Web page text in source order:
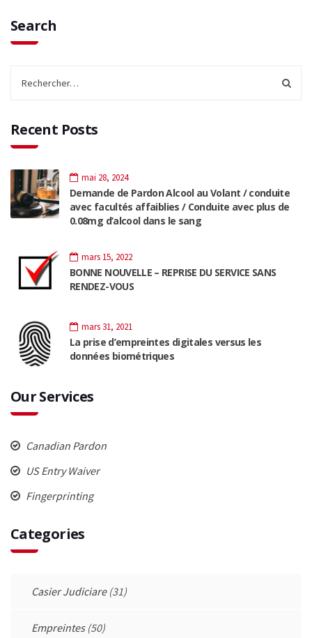
Search
Recent Posts
mai 28, 2024
Demande de Pardon Alcool au Volant / conduite
avec facultés affaiblies / Conduite avec plus de
0.08mg d’alcool dans le sang
mars 15, 2022
BONNE NOUVELLE – REPRISE DU SERVICE SANS
RENDEZ-VOUS
mars 31, 2021
La prise d’empreintes digitales versus les
données biométriques
Our Services
Canadian Pardon
US Entry Waiver
Fingerprinting
Categories
Casier Judiciare(31)
Empreintes(50)